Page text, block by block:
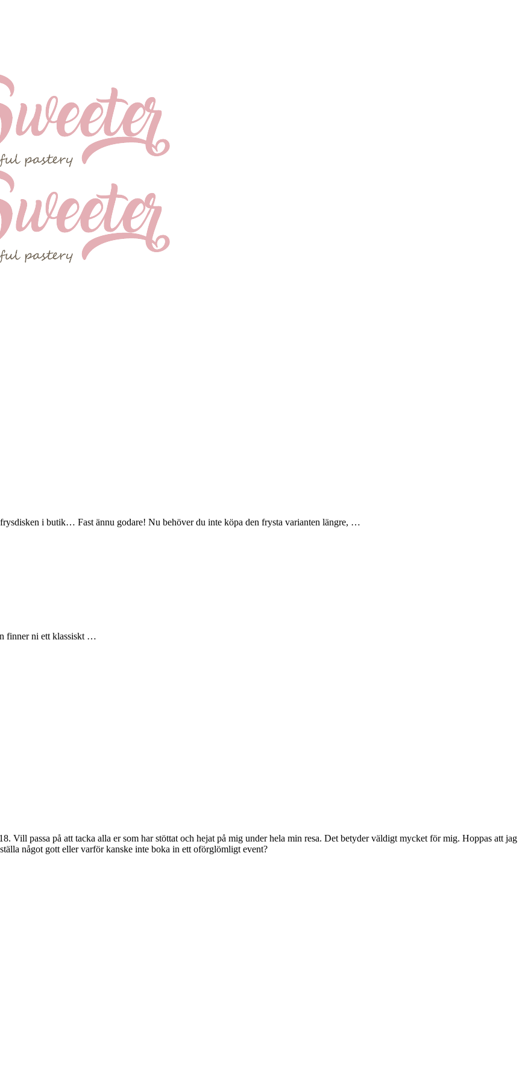
i butik… Fast ännu godare! Nu behöver du inte köpa den frysta varianten längre, …
finner ni ett klassiskt …
Vill passa på att tacka alla er som har stöttat och hejat på mig under hela min resa. Det betyder väldigt mycket för mig. Hoppas att jag
något gott eller varför kanske inte boka in ett oförglömligt event?